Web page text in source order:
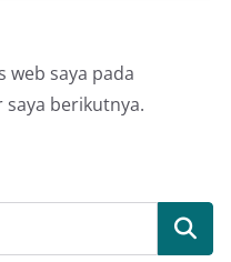
web saya pada
berikutnya.